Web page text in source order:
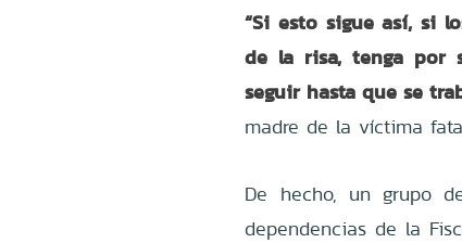
“Si esto sigue así, si
de la risa, tenga por
seguir hasta que se
madre de la víctima
De hecho, un grupo
dependencias de la